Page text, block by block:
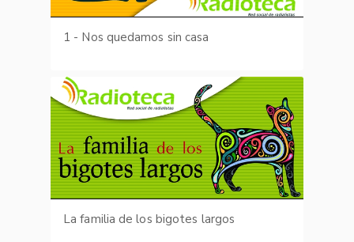
1 - Nos quedamos sin casa
La familia de los bigotes largos